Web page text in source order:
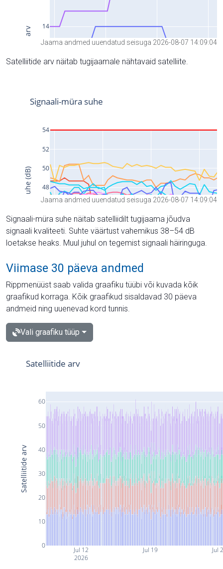
Jaama andmed uuendatud seisuga 2026-08-07 14:09:04
Satelliitide arv näitab tugijaamale nähtavaid satelliite.
Jaama andmed uuendatud seisuga 2026-08-07 14:09:04
Signaali-müra suhe näitab satelliidilt tugijaama jõudva
signaali kvaliteeti. Suhte väärtust vahemikus 38–54 dB
loetakse heaks. Muul juhul on tegemist signaali häiringuga.
Viimase 30 päeva andmed
Rippmenüüst saab valida graafiku tüübi või kuvada kõik
graafikud korraga. Kõik graafikud sisaldavad 30 päeva
andmeid ning uuenevad kord tunnis.
Vali graafiku tüüp
Jul 12
2026
Jul 19 Jul
0
10
20
30
40
50
60
Satelliitide arv
Satelliitide arv